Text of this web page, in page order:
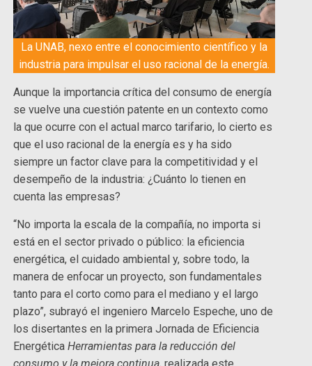
La UNAB, nexo entre el conocimiento científico y la
industria para impulsar el uso racional de la energía.
Aunque la importancia crítica del consumo de energía
se vuelve una cuestión patente en un contexto como
la que ocurre con el actual marco tarifario, lo cierto es
que el uso racional de la energía es y ha sido
siempre un factor clave para la competitividad y el
desempeño de la industria: ¿Cuánto lo tienen en
cuenta las empresas?
“No importa la escala de la compañía, no importa si
está en el sector privado o público: la eficiencia
energética, el cuidado ambiental y, sobre todo, la
manera de enfocar un proyecto, son fundamentales
tanto para el corto como para el mediano y el largo
plazo”, subrayó el ingeniero Marcelo Espeche, uno de
los disertantes en la primera Jornada de Eficiencia
EnergéticaHerramientas para la reducción del